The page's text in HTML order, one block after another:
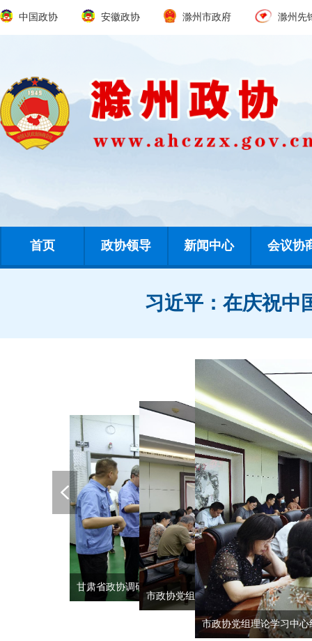
中国政协 安徽政协 滁州市政府 滁州先
首页 政协领导 新闻中心 会议协
习近平：在庆祝中
甘肃省政协调研组来滁开展考察调研
市政协党组扩大会议暨七届五十四次
市政协党组理论学习中